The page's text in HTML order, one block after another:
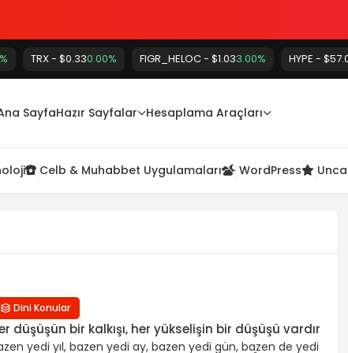
suyu ile yapılan uygulama
bazıları
- $0.330.00% FIGR_HELOC - $1.033.00% HYPE - $57.00
SayfaHazır Sayfalar Hesaplama Araçları
Celb & Muhabbet Uygulamaları WordPress
Dini Konular
düşüşün bir kalkışı, her yükselişin bir düşüşü vardır
yedi yıl, bazen yedi ay, bazen yedi gün, bazen de yedi